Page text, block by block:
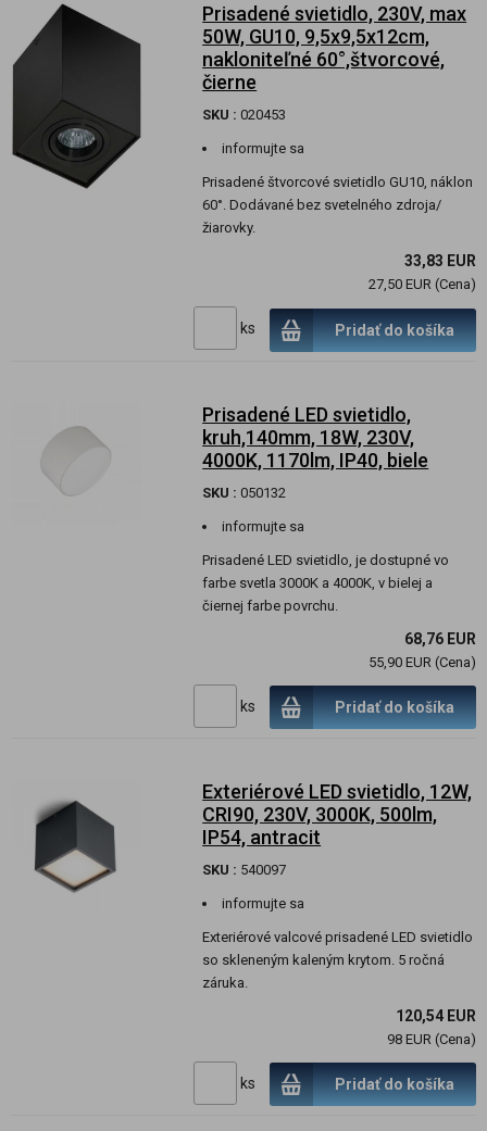
Prisadené svietidlo, 230V, max
50W, GU10, 9,5x9,5x12cm,
nakloniteľné 60°,štvorcové,
čierne
SKU : 020453
informujte sa
Prisadené štvorcové svietidlo GU10, náklon
60°. Dodávané bez svetelného zdroja/
žiarovky.
33,83 EUR
27,50 EUR (Cena)
ks Pridať do košíka
Prisadené LED svietidlo,
kruh,140mm, 18W, 230V,
4000K, 1170lm, IP40, biele
SKU : 050132
informujte sa
Prisadené LED svietidlo, je dostupné vo
farbe svetla 3000K a 4000K, v bielej a
čiernej farbe povrchu.
68,76 EUR
55,90 EUR (Cena)
ks Pridať do košíka
Exteriérové LED svietidlo, 12W,
CRI90, 230V, 3000K, 500lm,
IP54, antracit
SKU : 540097
informujte sa
Exteriérové valcové prisadené LED svietidlo
so skleneným kaleným krytom. 5 ročná
záruka.
120,54 EUR
98 EUR (Cena)
ks Pridať do košíka